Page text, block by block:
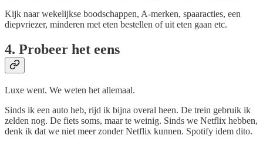
Kijk naar wekelijkse boodschappen, A-merken, spaaracties, een
diepvriezer, minderen met eten bestellen of uit eten gaan etc.
4. Probeer het eens
Luxe went. We weten het allemaal.
Sinds ik een auto heb, rijd ik bijna overal heen. De trein gebruik ik
zelden nog. De fiets soms, maar te weinig. Sinds we Netflix hebben,
denk ik dat we niet meer zonder Netflix kunnen. Spotify idem dito.